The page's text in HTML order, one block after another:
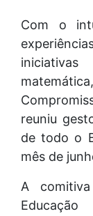
Com o
reuniu
de todo o
mês de
A